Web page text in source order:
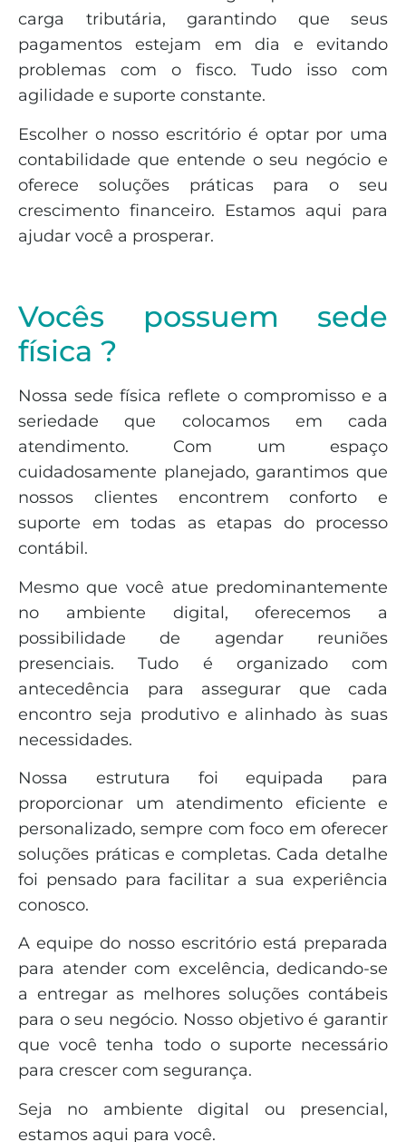
carga tributária, garantindo que seus
pagamentos estejam em dia e evitando
problemas com o fisco. Tudo isso com
agilidade e suporte constante.
Escolher o nosso escritório é optar por uma
contabilidade que entende o seu negócio e
oferece soluções práticas para o seu
crescimento financeiro. Estamos aqui para
ajudar você a prosperar.
Vocês possuem sede
física ?
Nossa sede física reflete o compromisso e a
seriedade que colocamos em cada
atendimento. Com um espaço
cuidadosamente planejado, garantimos que
nossos clientes encontrem conforto e
suporte em todas as etapas do processo
contábil.
Mesmo que você atue predominantemente
no ambiente digital, oferecemos a
possibilidade de agendar reuniões
presenciais. Tudo é organizado com
antecedência para assegurar que cada
encontro seja produtivo e alinhado às suas
necessidades.
Nossa estrutura foi equipada para
proporcionar um atendimento eficiente e
personalizado, sempre com foco em oferecer
soluções práticas e completas. Cada detalhe
foi pensado para facilitar a sua experiência
conosco.
A equipe do nosso escritório está preparada
para atender com excelência, dedicando-se
a entregar as melhores soluções contábeis
para o seu negócio. Nosso objetivo é garantir
que você tenha todo o suporte necessário
para crescer com segurança.
Seja no ambiente digital ou presencial,
estamos aqui para você.